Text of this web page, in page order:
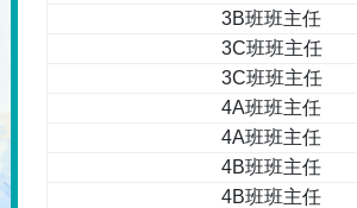
3B班班主任
3C班班主任
3C班班主任
4A班班主任
4A班班主任
4B班班主任
4B班班主任